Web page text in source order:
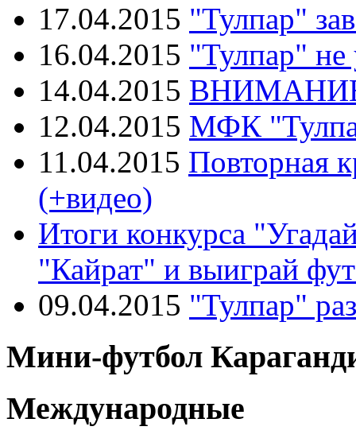
17.04.2015 "Тулпар"
16.04.2015 "Тулпар" не
14.04.2015
12.04.2015 МФК
11.04.2015 Повторная
(+видео)
Итоги конкурса
"Кайрат" и выиграй
09.04.2015 "Тулпар"
Мини-футбол
Международные